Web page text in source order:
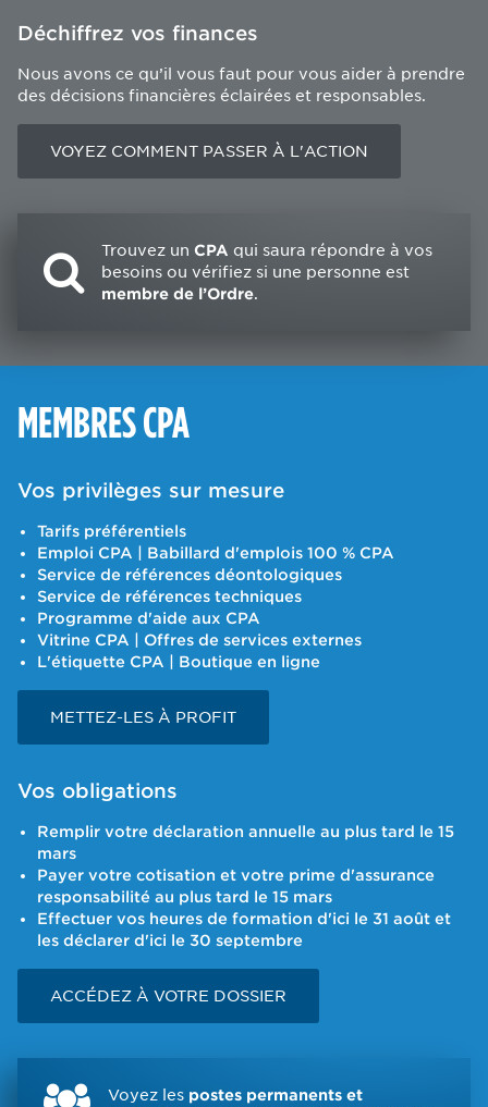
Déchiffrez vos finances
Nous avons ce qu’il vous faut pour vous aider à prendre
des décisions financières éclairées et responsables.
VOYEZ COMMENT PASSER À L'ACTION
Trouvez un CPA qui saura répondre à vos
besoins ou vérifiez si une personne est
membre de l’Ordre.
MEMBRES CPA
Vos privilèges sur mesure
Tarifs préférentiels
Emploi CPA | Babillard d'emplois 100 % CPA
Service de références déontologiques
Service de références techniques
Programme d'aide aux CPA
Vitrine CPA | Offres de services externes
L'étiquette CPA | Boutique en ligne
METTEZ-LES À PROFIT
Vos obligations
Remplir votre déclaration annuelle au plus tard le 15
mars
Payer votre cotisation et votre prime d'assurance
responsabilité au plus tard le 15 mars
Effectuer vos heures de formation d'ici le 31 août et
les déclarer d'ici le 30 septembre
ACCÉDEZ À VOTRE DOSSIER
Voyez les postes permanents et